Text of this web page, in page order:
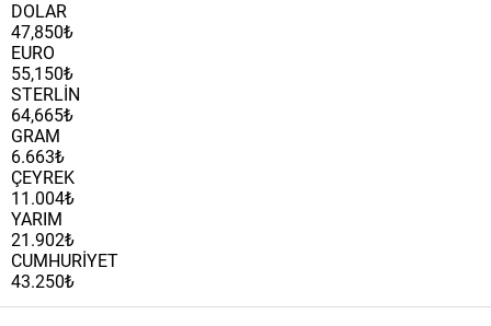
DOLAR
47,850₺
EURO
55,150₺
STERLİN
64,665₺
GRAM
6.663₺
ÇEYREK
11.004₺
YARIM
21.902₺
CUMHURİYET
43.250₺